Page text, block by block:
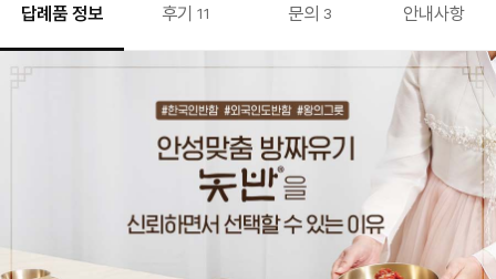
답례품 정보 후기 11 문의 3 안내사항